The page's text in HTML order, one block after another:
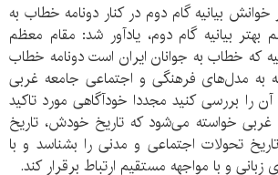
بیانیه گام دوم در کنار دونامه خطاب به
بیانیه گام دوم، یادآور شد: مقام معظم
که خطاب به جوانان ایران است دونامه خطاب
به مدل‌های فرهنگی و اجتماعی جامعه غربی
آن را بررسی کنید مجددا خودآگاهی مورد تاکید
غربی خواسته می‌شود که تاریخ خودش، تاریخ
تحولات اجتماعی و مدنی را بشناسد و با
و با مواجهه مستقیم ارتباط برقرار کند.